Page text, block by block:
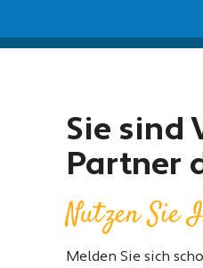
Sie sind
Partner
Nutzen Sie
Melden Sie sich